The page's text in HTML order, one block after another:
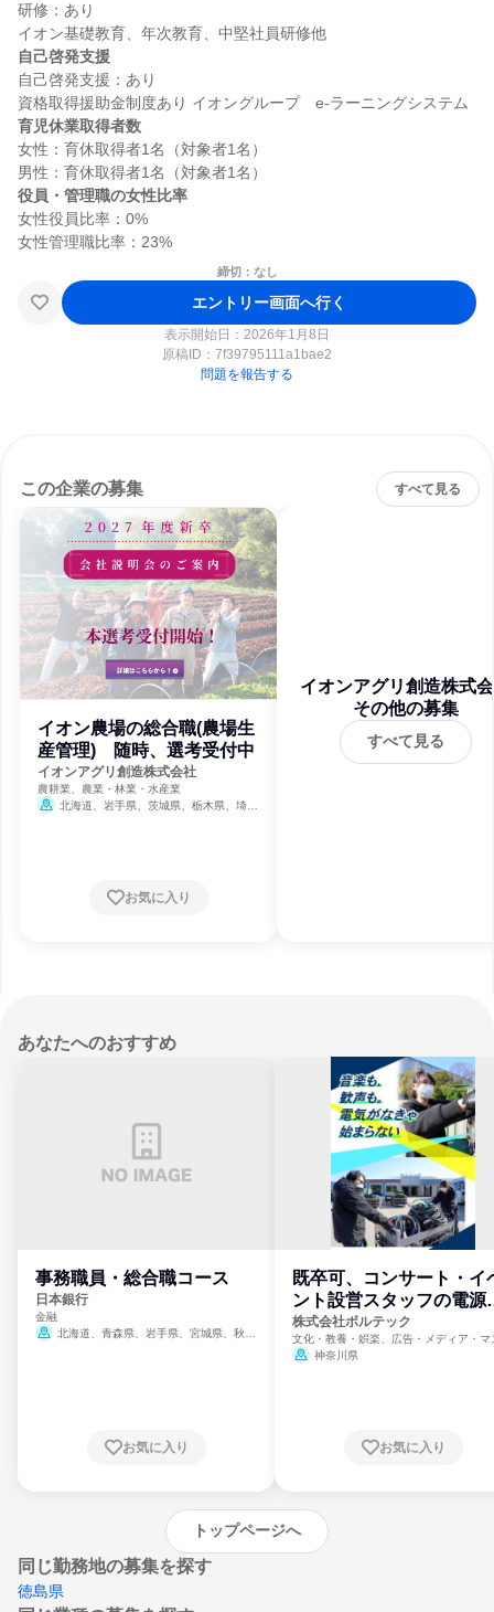
研修：あり
自己啓発支援
自己啓発支援：あり
育児休業取得者数
女性：育休取得者1名（対象者1名）
役員・管理職の女性比率
女性役員比率：0%
締切：なし
エントリー画面へ行く
表示開始日：2026年1月8日
原稿ID： 7f39795111a1bae2
問題を報告する
この企業の募集 すべて見る
イオン農場の総合職(農場生
産管理) 随時、選考受付中
イオンアグリ創造株式会社
農耕業、農業・林業・水産業
北海道、岩手県、茨城県、栃木県、埼玉
お気に入り
イオンアグリ創造株式
その他の募集
すべて見る
あなたへのおすすめ
事務職員・総合職コース
日本銀行
金融
北海道、青森県、岩手県、宮城県、秋田
崎県、熊本県、大分県、宮崎県、鹿児島県、
お気に入り
既卒可、コンサート・イ
ント設営スタッフの電源
門
株式会社ボルテック
文化・教養・娯楽、広告・メディア・マ
ミ、電力・ガス・水道・エネルギー
神奈川県
お気に入り
トップページへ
同じ勤務地の募集を探す
徳島県